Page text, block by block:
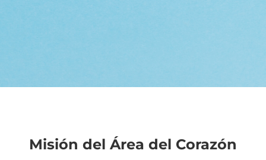
Misión del Área del Corazón